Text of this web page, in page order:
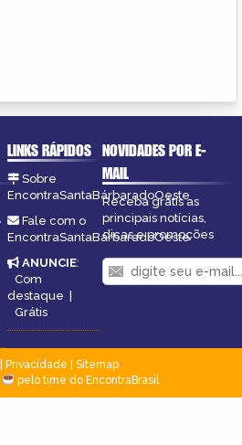
LINKS RÁPIDOS
Sobre
EncontraSantaBárbaradoOeste
Fale com o
EncontraSantaBárbaradoOeste
ANUNCIE:
Com
destaque |
Grátis
NOVIDADES POR E-
MAIL
Receba grátis as
principais notícias,
dicas e promoções
Privacidade
Sitemap
pelo time do EncontraBrasil